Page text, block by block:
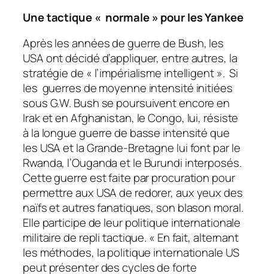
Une tactique « normale » pour les Yankee
Après les années de guerre de Bush, les
USA ont décidé d’appliquer, entre autres, la
stratégie de « l’impérialisme intelligent ». Si
les guerres de moyenne intensité initiées
sous G.W. Bush se poursuivent encore en
Irak et en Afghanistan, le Congo, lui, résiste
à la longue guerre de basse intensité que
les USA et la Grande-Bretagne lui font par le
Rwanda, l’Ouganda et le Burundi interposés.
Cette guerre est faite par procuration pour
permettre aux USA de redorer, aux yeux des
naïfs et autres fanatiques, son blason moral.
Elle participe de leur politique internationale
militaire de repli tactique. « En fait, alternant
les méthodes, la politique internationale US
peut présenter des cycles de forte